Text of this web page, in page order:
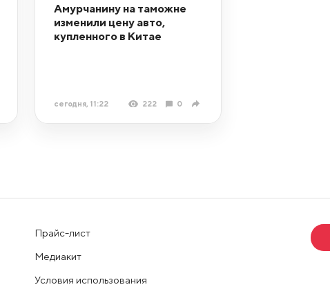
Амурчанину на таможне
изменили цену авто,
купленного в Китае
сегодня, 11:22 222 0
Прайс-лист
Медиакит
Условия использования